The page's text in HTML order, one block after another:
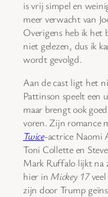
is vrij simpel en
meer verwacht van
Overigens heb ik het
niet gelezen, dus ik
wordt gevolgd.
Aan de cast ligt het
Pattinson speelt een
maar brengt ook
voren. Zijn romance
Twice-actrice Naomi
Toni Collette en
Mark Ruffalo lijkt na
hier in Mickey 17veel
zijn door Trump